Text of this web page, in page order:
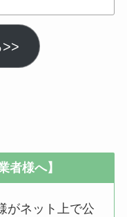
者様へ】
がネット上で公